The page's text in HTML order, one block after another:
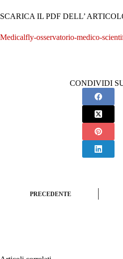
SCARICA IL PDF DELL’
Medicalfly-osservatorio-medico-
CONDIVIDI
PRECEDENTE